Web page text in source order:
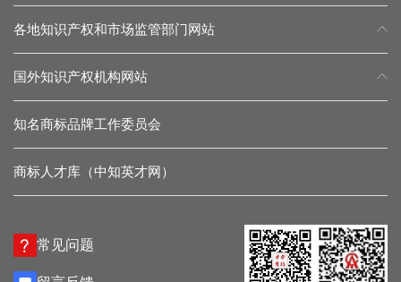
各地知识产权和市场监管部门网站
国外知识产权机构网站
知名商标品牌工作委员会
商标人才库（中知英才网）
常见问题